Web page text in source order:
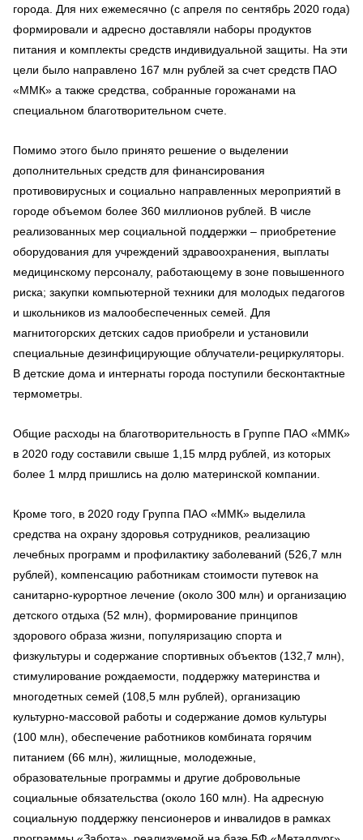
города. Для них ежемесячно (с апреля по сентябрь 2020 года)
формировали и адресно доставляли наборы продуктов
питания и комплекты средств индивидуальной защиты. На эти
цели было направлено 167 млн рублей за счет средств ПАО
«ММК» а также средства, собранные горожанами на
специальном благотворительном счете.
Помимо этого было принято решение о выделении
дополнительных средств для финансирования
противовирусных и социально направленных мероприятий в
городе объемом более 360 миллионов рублей. В числе
реализованных мер социальной поддержки – приобретение
оборудования для учреждений здравоохранения, выплаты
медицинскому персоналу, работающему в зоне повышенного
риска; закупки компьютерной техники для молодых педагогов
и школьников из малообеспеченных семей. Для
магнитогорских детских садов приобрели и установили
специальные дезинфицирующие облучатели-рециркуляторы.
В детские дома и интернаты города поступили бесконтактные
термометры.
Общие расходы на благотворительность в Группе ПАО «ММК»
в 2020 году составили свыше 1,15 млрд рублей, из которых
более 1 млрд пришлись на долю материнской компании.
Кроме того, в 2020 году Группа ПАО «ММК» выделила
средства на охрану здоровья сотрудников, реализацию
лечебных программ и профилактику заболеваний (526,7 млн
рублей), компенсацию работникам стоимости путевок на
санитарно-курортное лечение (около 300 млн) и организацию
детского отдыха (52 млн), формирование принципов
здорового образа жизни, популяризацию спорта и
физкультуры и содержание спортивных объектов (132,7 млн),
стимулирование рождаемости, поддержку материнства и
многодетных семей (108,5 млн рублей), организацию
культурно-массовой работы и содержание домов культуры
(100 млн), обеспечение работников комбината горячим
питанием (66 млн), жилищные, молодежные,
образовательные программы и другие добровольные
социальные обязательства (около 160 млн). На адресную
социальную поддержку пенсионеров и инвалидов в рамках